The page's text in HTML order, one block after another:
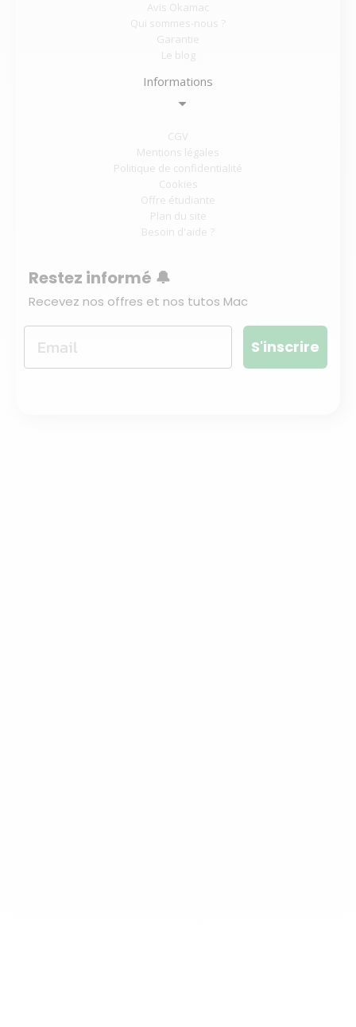
Avis Okamac
Qui sommes-nous ?
Garantie
Le blog
Informations
CGV
Mentions légales
Politique de confidentialité
Cookies
Offre étudiante
Plan du site
Besoin d'aide ?
Restez informé 🔔
Recevez nos offres et nos tutos Mac
S'inscrire